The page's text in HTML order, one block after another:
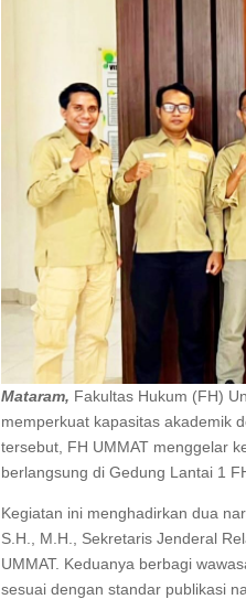
Mataram, Fakultas Hukum (FH)
memperkuat kapasitas akademik
tersebut, FH UMMAT menggelar
berlangsung di Gedung Lantai 1
Kegiatan ini menghadirkan dua
S.H., M.H., Sekretaris Jenderal
UMMAT. Keduanya berbagi
sesuai dengan standar publikasi